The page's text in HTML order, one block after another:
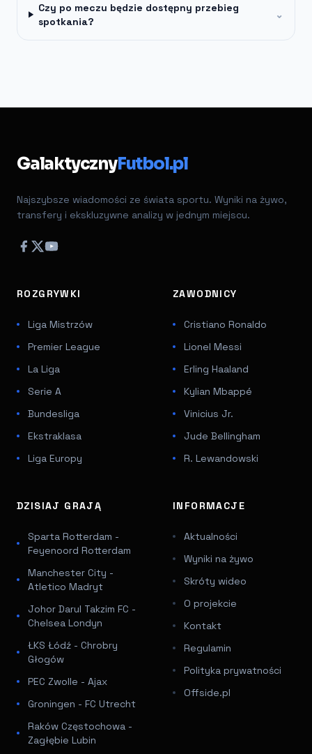
Czy po meczu będzie dostępny przebieg
spotkania?
⌄
GalaktycznyFutbol.pl
Najszybsze wiadomości ze świata sportu. Wyniki na żywo,
transfery i ekskluzywne analizy w jednym miejscu.
ROZGRYWKI
Liga Mistrzów
Premier League
La Liga
Serie A
Bundesliga
Ekstraklasa
Liga Europy
ZAWODNICY
Cristiano Ronaldo
Lionel Messi
Erling Haaland
Kylian Mbappé
Vinicius Jr.
Jude Bellingham
R. Lewandowski
DZISIAJ GRAJĄ
Sparta Rotterdam -
Feyenoord Rotterdam
Manchester City -
Atletico Madryt
Johor Darul Takzim FC -
Chelsea Londyn
ŁKS Łódź - Chrobry
Głogów
PEC Zwolle - Ajax
Groningen - FC Utrecht
Raków Częstochowa -
Zagłębie Lubin
INFORMACJE
Aktualności
Wyniki na żywo
Skróty wideo
O projekcie
Kontakt
Regulamin
Polityka prywatności
Offside.pl